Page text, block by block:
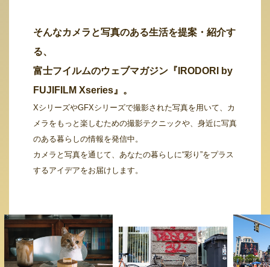
そんなカメラと写真のある生活を提案・紹介す
る、
富士フイルムのウェブマガジン『IRODORI by
FUJIFILM Xseries』。
XシリーズやGFXシリーズで撮影された写真を用いて、カ
メラをもっと楽しむための撮影テクニックや、身近に写真
のある暮らしの情報を発信中。
カメラと写真を通じて、あなたの暮らしに“彩り”をプラス
するアイデアをお届けします。